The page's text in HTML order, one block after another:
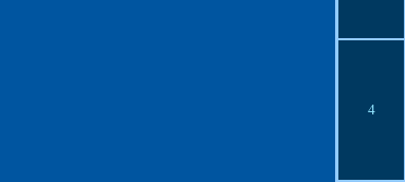
4